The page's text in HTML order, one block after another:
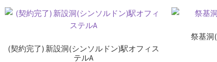
(契約完了) 新設洞(シンソルドン)駅オフィス
テルA
祭基洞